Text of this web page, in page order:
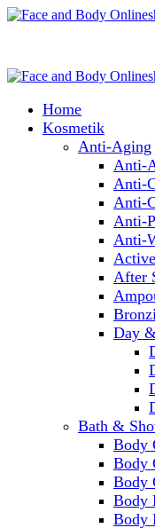
Home
Kosmetik
Anti-Aging
Anti-
Anti-
Anti-
Anti-
Anti-
After
Day
Bath &
Body
Body
Body
Body
Body